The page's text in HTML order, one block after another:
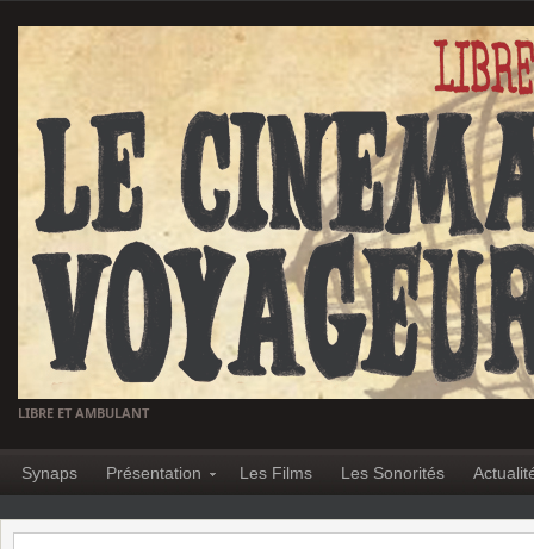
LIBRE ET AMBULANT
Synaps Présentation Les Films Les Sonorités